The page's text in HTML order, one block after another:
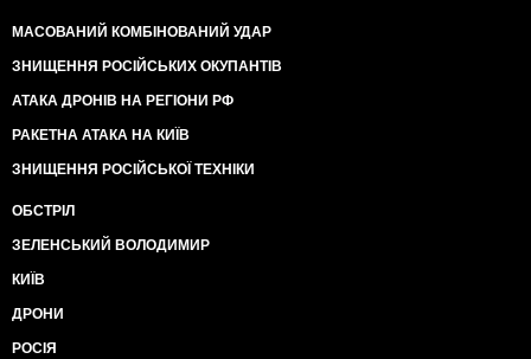
МАСОВАНИЙ КОМБІНОВАНИЙ УДАР
ЗНИЩЕННЯ РОСІЙСЬКИХ ОКУПАНТІВ
АТАКА ДРОНІВ НА РЕГІОНИ РФ
РАКЕТНА АТАКА НА КИЇВ
ЗНИЩЕННЯ РОСІЙСЬКОЇ ТЕХНІКИ
ОБСТРІЛ
ЗЕЛЕНСЬКИЙ ВОЛОДИМИР
КИЇВ
ДРОНИ
РОСІЯ